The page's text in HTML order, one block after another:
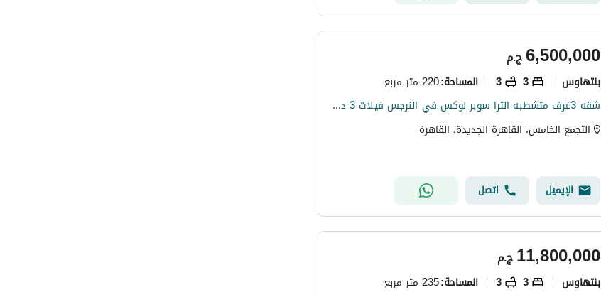
ج.م6,500,000
بنتهاوس 3
3 المساحة:220 متر مربع
شقه 3غرف متشطبه الترا سوبر لوكس في النرجس فيلات 3 دقايق من التسعيين الجنوبي اول سكن ريسيل من المالك بسعر لقططططه بالتجمع الخامس
التجمع الخامس، القاهرة الجديدة، القاهرة
الإيميل اتصل
ج.م11,800,000
بنتهاوس 3
3 المساحة:235 متر مربع